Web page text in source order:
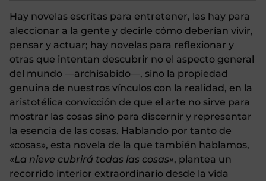
Hay novelas escritas para entretener, las hay para
aleccionar a la gente y decirle cómo deberían vivir,
pensar y actuar; hay novelas para reflexionar y
otras que intentan descubrir no el aspecto general
del mundo —archisabido—, sino la propiedad
genuina de nuestros vínculos con la realidad, en la
aristotélica convicción de que el arte no sirve para
mostrar las cosas sino para discernir y representar
la esencia de las cosas. Hablando por tanto de
«cosas», esta novela de la que también hablamos,
«La nieve cubrirá todas las cosas», plantea un
recorrido interior extraordinario desde la vida